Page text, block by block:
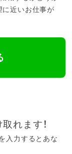
近いお仕事が
れます！
入力するとあな